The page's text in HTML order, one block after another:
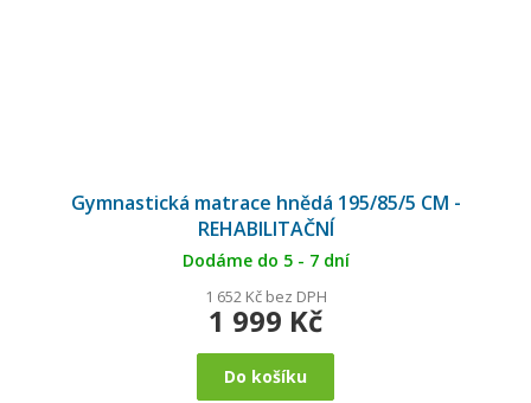
Gymnastická matrace hnědá 195/85/5 CM -
REHABILITAČNÍ
Dodáme do 5 - 7 dní
1 652 Kč bez DPH
1 999 Kč
Do košíku